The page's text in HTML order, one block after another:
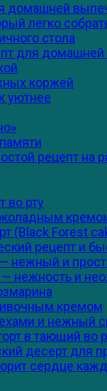
домашней
легко
стола
для домашней
коржей
уютнее
рецепт на
во рту
(Black Forest
рецепт и
нежный и
нежность и
кремом
и нежный
в тающий
десерт для
сердце